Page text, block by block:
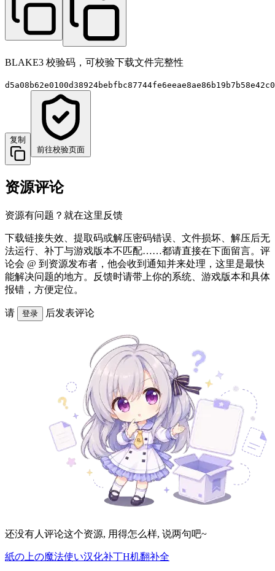
BLAKE3 校验码，可校验下载文件完整性
复制
前往校验页面
资源评论
资源有问题？就在这里反馈
下载链接失效、提取码或解压密码错误、文件损坏、解压后无
法运行、补丁与游戏版本不匹配……都请直接在下面留言。评
论会 @ 到资源发布者，他会收到通知并来处理，这里是最快
能解决问题的地方。反馈时请带上你的系统、游戏版本和具体
报错，方便定位。
请 登录 后发表评论
还没有人评论这个资源, 用得怎么样, 说两句吧~
紙の上の魔法使い汉化补丁H机翻补全